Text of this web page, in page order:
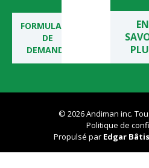
FORMULAIRE
DE
DEMANDE
EN
© 2026 Andiman inc.
Politique de
Propulsé par Edgar